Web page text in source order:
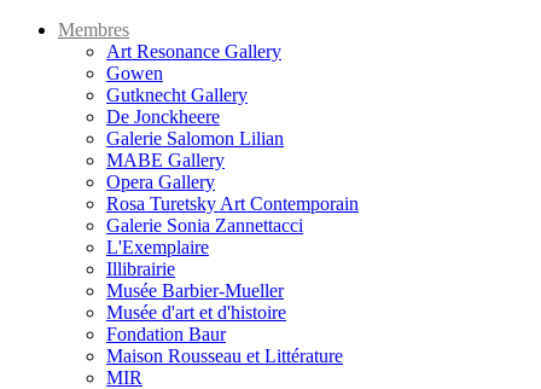
Membres
Art Resonance Gallery
Gowen
Gutknecht Gallery
De Jonckheere
Galerie Salomon Lilian
MABE Gallery
Opera Gallery
Rosa Turetsky Art Contemporain
Galerie Sonia Zannettacci
L'Exemplaire
Illibrairie
Musée Barbier-Mueller
Musée d'art et d'histoire
Fondation Baur
Maison Rousseau et Littérature
MIR